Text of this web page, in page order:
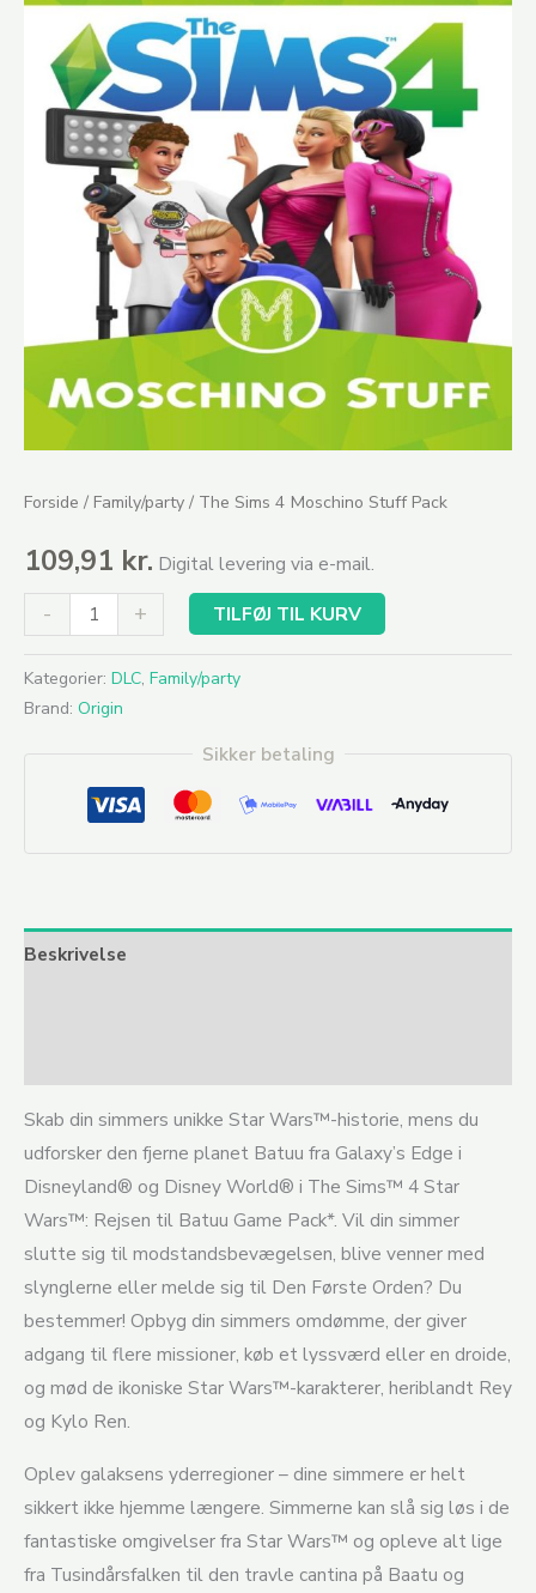
Forside / Family/party / The Sims 4 Moschino Stuff Pack
109,91 kr. Digital levering via e-mail.
-
Sims
Moschino
Stuff
+ TILFØJ TIL KURV
Kategorier: DLC, Family/party
Brand: Origin
Sikker betaling
Beskrivelse
Skab din simmers unikke Star Wars™-historie, mens du
udforsker den fjerne planet Batuu fra Galaxy’s Edge i
Disneyland® og Disney World® i The Sims™ 4 Star
Wars™: Rejsen til Batuu Game Pack*. Vil din simmer
slutte sig til modstandsbevægelsen, blive venner med
slynglerne eller melde sig til Den Første Orden? Du
bestemmer! Opbyg din simmers omdømme, der giver
adgang til flere missioner, køb et lyssværd eller en droide,
og mød de ikoniske Star Wars™-karakterer, heriblandt Rey
og Kylo Ren.
Oplev galaksens yderregioner – dine simmere er helt
sikkert ikke hjemme længere. Simmerne kan slå sig løs i de
fantastiske omgivelser fra Star Wars™ og opleve alt lige
fra Tusindårsfalken til den travle cantina på Baatu og